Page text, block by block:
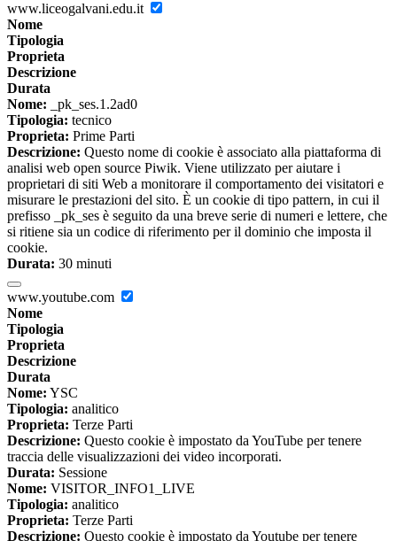
www.liceogalvani.edu.it
Nome
Tipologia
Proprieta
Descrizione
Durata
Nome: _pk_ses.1.2ad0
Tipologia: tecnico
Proprieta: Prime Parti
Descrizione: Questo nome di cookie è associato alla piattaforma di
analisi web open source Piwik. Viene utilizzato per aiutare i
proprietari di siti Web a monitorare il comportamento dei visitatori e
misurare le prestazioni del sito. È un cookie di tipo pattern, in cui il
prefisso _pk_ses è seguito da una breve serie di numeri e lettere, che
si ritiene sia un codice di riferimento per il dominio che imposta il
cookie.
Durata: 30 minuti
www.youtube.com
Nome
Tipologia
Proprieta
Descrizione
Durata
Nome: YSC
Tipologia: analitico
Proprieta: Terze Parti
Descrizione: Questo cookie è impostato da YouTube per tenere
traccia delle visualizzazioni dei video incorporati.
Durata: Sessione
Nome: VISITOR_INFO1_LIVE
Tipologia: analitico
Proprieta: Terze Parti
Descrizione: Questo cookie è impostato da Youtube per tenere